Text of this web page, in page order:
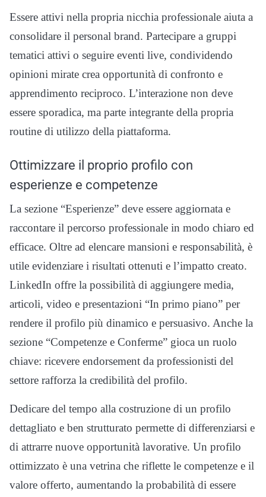
Essere attivi nella propria nicchia professionale aiuta a
consolidare il personal brand. Partecipare a gruppi
tematici attivi o seguire eventi live, condividendo
opinioni mirate crea opportunità di confronto e
apprendimento reciproco. L’interazione non deve
essere sporadica, ma parte integrante della propria
routine di utilizzo della piattaforma.
Ottimizzare il proprio profilo con
esperienze e competenze
La sezione “Esperienze” deve essere aggiornata e
raccontare il percorso professionale in modo chiaro ed
efficace. Oltre ad elencare mansioni e responsabilità, è
utile evidenziare i risultati ottenuti e l’impatto creato.
LinkedIn offre la possibilità di aggiungere media,
articoli, video e presentazioni “In primo piano” per
rendere il profilo più dinamico e persuasivo. Anche la
sezione “Competenze e Conferme” gioca un ruolo
chiave: ricevere endorsement da professionisti del
settore rafforza la credibilità del profilo.
Dedicare del tempo alla costruzione di un profilo
dettagliato e ben strutturato permette di differenziarsi e
di attrarre nuove opportunità lavorative. Un profilo
ottimizzato è una vetrina che riflette le competenze e il
valore offerto, aumentando la probabilità di essere